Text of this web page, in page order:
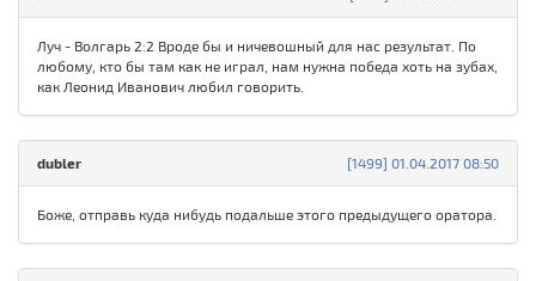
Луч - Волгарь 2:2 Вроде бы и ничевошный для нас результат. По
любому, кто бы там как не играл, нам нужна победа хоть на зубах,
как Леонид Иванович любил говорить.
[1499] 01.04.2017 08:50
dubler
Боже, отправь куда нибудь подальше этого предыдущего оратора.